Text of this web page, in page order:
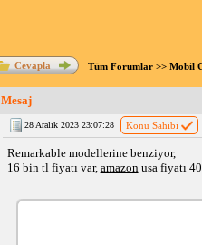
Cevapla Tüm Forumlar>> Mobil
Mesaj
28 Aralık 2023 23:07:28 Konu Sahibi
Remarkable modellerine benziyor,
16 bin tl fiyatı var, amazonusa fiyatı